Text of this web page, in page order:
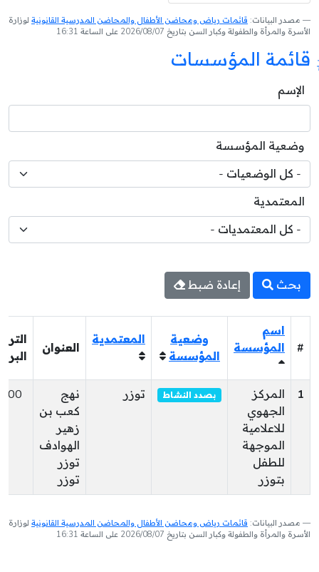
مصدر البيانات: قائمات رياض ومحاضن الأطفال والمحاضن المدرسية القانونية لوزارة
الأسرة والمرأة والطفولة وكبار السن بتاريخ 2026/08/07 على الساعة 16:31
قائمة المؤسسات
الإسم
وضعية المؤسسة
المعتمدية
بحث إعادة ضبط
#
اسم
المؤسسة
وضعية
المؤسسة
المعتمدية
العنوان
1
المركز
الجهوي
للاعلامية
الموجهة
للطفل
بتوزر
بصدد النشاط توزر
نهج
كعب بن
زهير
الهوادف
توزر
توزر
مصدر البيانات: قائمات رياض ومحاضن الأطفال والمحاضن المدرسية القانونية لوزارة
الأسرة والمرأة والطفولة وكبار السن بتاريخ 2026/08/07 على الساعة 16:31